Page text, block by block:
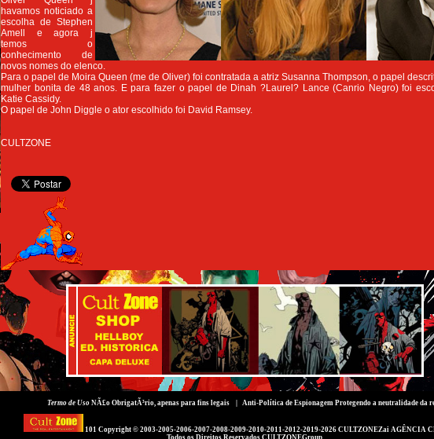
havamos noticiado a
escolha de Stephen
Amell e agora j
temos o
conhecimento de
novos nomes do elenco.
Para o papel de Moira Queen (me de Oliver) foi contratada a atriz Susanna Thompson, o papel
mulher bonita de 48 anos. E para fazer o papel de Dinah ?Laurel? Lance (Canrio Negro) foi
Katie Cassidy.
O papel de John Diggle o ator escolhido foi David Ramsey.
CULTZONE
Termo de UsoNÃ£o ObrigatÃ³rio, apenas para fins legais | Anti-Política de EspionagemProtegendo a neutralidade da
101 Copyright © 2003-2005-2006-2007-2008-2009-2010-2011-2012-2019-2026 CULTZONEZai AGÊNCIA
Todos os Direitos Reservados CULTZONEGroup